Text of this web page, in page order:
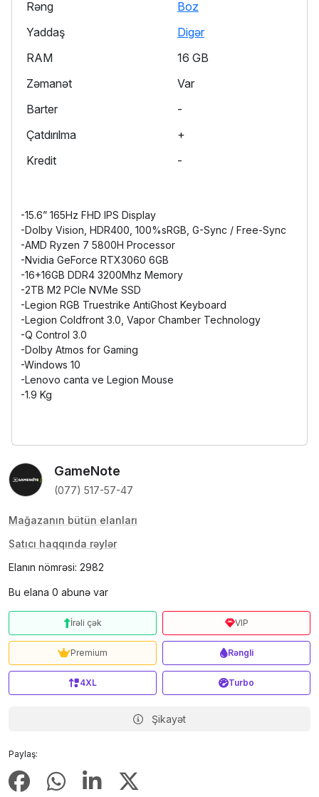
Rəng
Boz
Yaddaş
Digər
RAM
16 GB
Zəmanət
Var
Barter
-
Çatdırılma
+
Kredit
-
-15.6” 165Hz FHD IPS Display
-Dolby Vision, HDR400, 100%sRGB, G-Sync / Free-Sync
-AMD Ryzen 7 5800H Processor
-Nvidia GeForce RTX3060 6GB
-16+16GB DDR4 3200Mhz Memory
-2TB M2 PCIe NVMe SSD
-Legion RGB Truestrike AntiGhost Keyboard
-Legion Coldfront 3.0, Vapor Chamber Technology
-Q Control 3.0
-Dolby Atmos for Gaming
-Windows 10
-Lenovo canta ve Legion Mouse
-1.9 Kg
GameNote
(077) 517-57-47
Mağazanın bütün elanları
Satıcı haqqında rəylər
Elanın nömrəsi: 2982
Bu elana 0 abunə var
Paylaş:
İrəli çək VIP
Premium Rəngli
4XL Turbo
Şikayət